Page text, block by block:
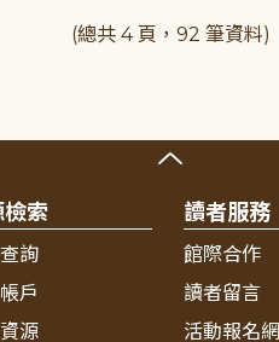
(總共 4 頁，92 筆資料)
索
詢
戶
源
讀者服務
館際合作
讀者留言
活動報名網